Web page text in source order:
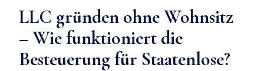
LLC gründen ohne Wohnsitz
–Wie funktioniert die
Besteuerung für Staatenlose?